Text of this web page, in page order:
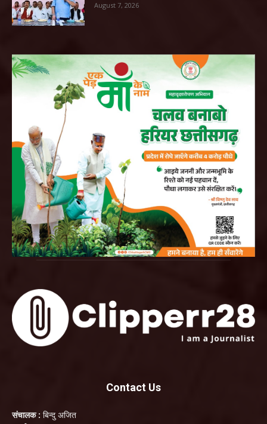
August 7, 2026
Contact Us
संचालक : बिन्दु अजित